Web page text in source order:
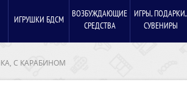
ИГРУШКИ БДСМ
ВОЗБУЖДАЮЩИЕ
СРЕДСТВА
ИГРЫ, ПОДАРКИ,
СУВЕНИРЫ
С КАРАБИНОМ